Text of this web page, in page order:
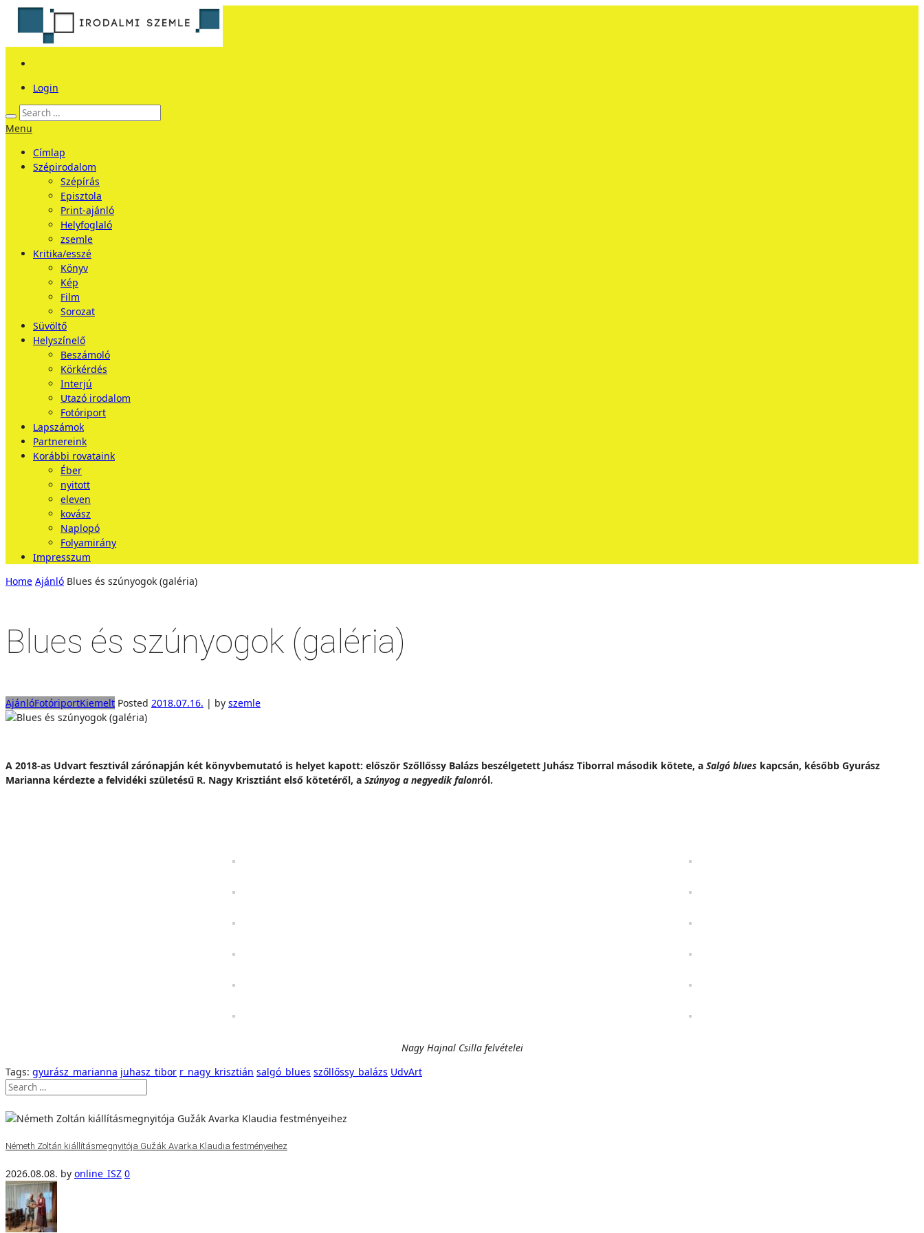
Login
Menu
Címlap
Szépirodalom
Szépírás
Episztola
Print-ajánló
Helyfoglaló
zsemle
Kritika/esszé
Könyv
Kép
Film
Sorozat
Süvöltő
Helyszínelő
Beszámoló
Körkérdés
Interjú
Utazó irodalom
Fotóriport
Lapszámok
Partnereink
Korábbi rovataink
Éber
nyitott
eleven
kovász
Naplopó
Folyamirány
Impresszum
Home Ajánló Blues és szúnyogok (galéria)
Blues és szúnyogok (galéria)
AjánlóFotóriportKiemelt Posted 2018.07.16. | by szemle
A 2018-as Udvart fesztivál zárónapján két könyvbemutató is helyet kapott: először Szőllőssy Balázs beszélgetett Juhász Tiborral második kötete, a Salgó blues kapcsán, később Gyurász
Marianna kérdezte a felvidéki születésű R. Nagy Krisztiánt első kötetéről, a Szúnyog a negyedik falonról.
Nagy Hajnal Csilla felvételei
Tags: gyurász_marianna juhasz_tibor r_nagy_krisztián salgó_blues szőllőssy_balázs UdvArt
Németh Zoltán kiállításmegnyitója Gužák Avarka Klaudia festményeihez
2026.08.08. by online_ISZ 0